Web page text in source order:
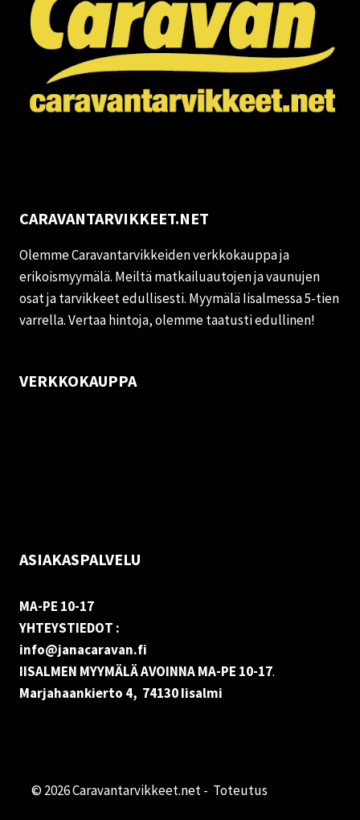
CARAVANTARVIKKEET.NET
Olemme Caravantarvikkeiden verkkokauppa ja
erikoismyymälä. Meiltä matkailuautojen ja vaunujen
osat ja tarvikkeet edullisesti. Myymälä Iisalmessa 5-tien
varrella. Vertaa hintoja, olemme taatusti edullinen!
VERKKOKAUPPA
ASIAKASPALVELU
MA-PE 10-17
YHTEYSTIEDOT :
info@janacaravan.fi
IISALMEN MYYMÄLÄ AVOINNA MA-PE 10-17.
Marjahaankierto 4, 74130 Iisalmi
© 2026 Caravantarvikkeet.net - Toteutus